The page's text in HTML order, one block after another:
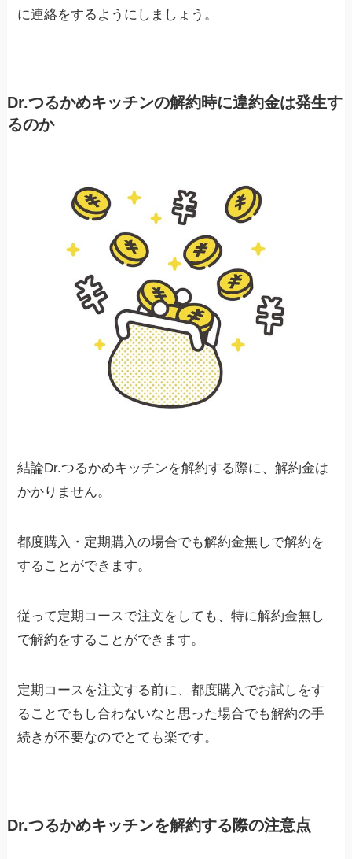
に連絡をするようにしましょう。
Dr.つるかめキッチンの解約時に違約金は発生す
るのか
結論Dr.つるかめキッチンを解約する際に、解約金は
かかりません。
都度購入・定期購入の場合でも解約金無しで解約を
することができます。
従って定期コースで注文をしても、特に解約金無し
で解約をすることができます。
定期コースを注文する前に、都度購入でお試しをす
ることでもし合わないなと思った場合でも解約の手
続きが不要なのでとても楽です。
Dr.つるかめキッチンを解約する際の注意点